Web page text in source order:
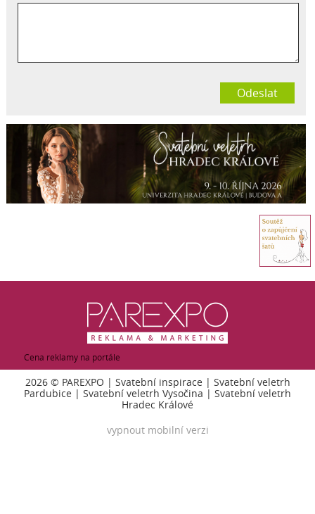
Odeslat
Cena reklamy na portále
2026 © PAREXPO | Svatební inspirace| Svatební veletrh
Pardubice | Svatební veletrh Vysočina | Svatební veletrh
Hradec Králové
vypnout mobilní verzi